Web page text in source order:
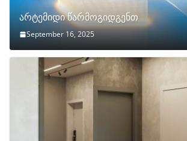
არტემიდი წარმოგიდგენთ
September 16, 2025